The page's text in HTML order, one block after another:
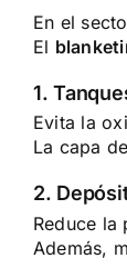
En el
El
1.
Evita la
La capa
2.
Reduce
Además,